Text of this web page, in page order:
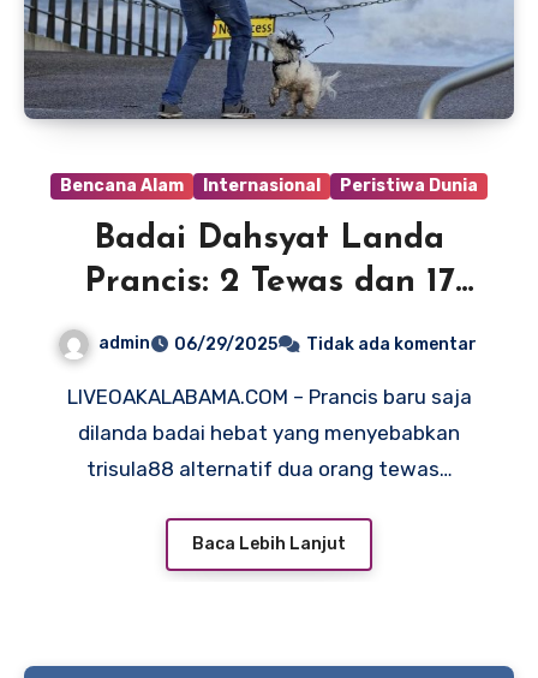
Bencana Alam Internasional Peristiwa Dunia
Badai Dahsyat Landa
Prancis: 2 Tewas dan 17
admin 06/29/2025 Tidak ada komentar
LIVEOAKALABAMA.COM – Prancis baru saja
dilanda badai hebat yang menyebabkan
trisula88 alternatif dua orang tewas…
Baca Lebih Lanjut